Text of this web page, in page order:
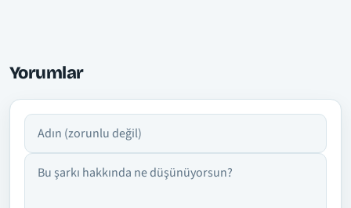
Yorumlar
Adın
Yorumun